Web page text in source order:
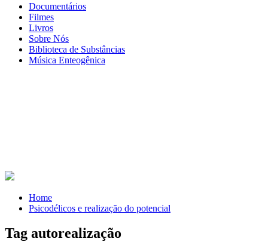
Documentários
Filmes
Livros
Sobre Nós
Biblioteca de Substâncias
Música Enteogênica
Home
Psicodélicos e realização do potencial
Tag autorealização